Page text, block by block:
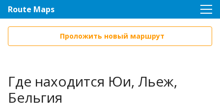
Route Maps
Проложить новый маршрут
Где находится Юи, Льеж,
Бельгия